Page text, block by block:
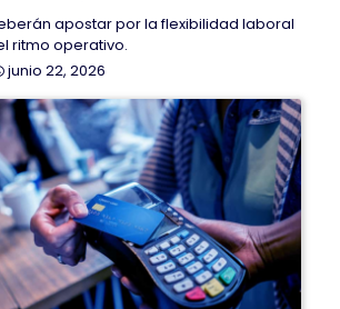
apostar por la flexibilidad laboral
ritmo operativo.
junio 22, 2026